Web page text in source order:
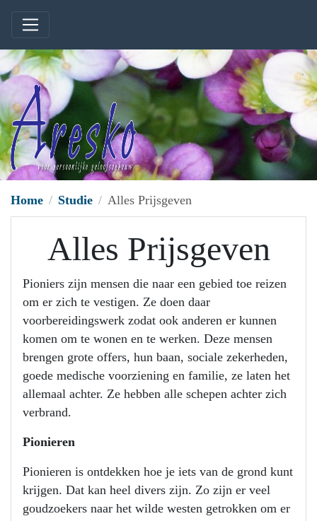
Home Studie Alles Prijsgeven
Alles Prijsgeven
Pioniers zijn mensen die naar een gebied toe reizen
om er zich te vestigen. Ze doen daar
voorbereidingswerk zodat ook anderen er kunnen
komen om te wonen en te werken. Deze mensen
brengen grote offers, hun baan, sociale zekerheden,
goede medische voorziening en familie, ze laten het
allemaal achter. Ze hebben alle schepen achter zich
verbrand.
Pionieren
Pionieren is ontdekken hoe je iets van de grond kunt
krijgen. Dat kan heel divers zijn. Zo zijn er veel
goudzoekers naar het wilde westen getrokken om er